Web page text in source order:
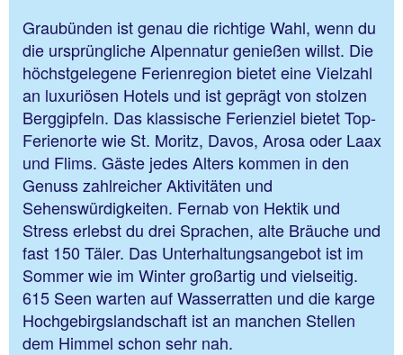
Graubünden ist genau die richtige Wahl, wenn du
die ursprüngliche Alpennatur genießen willst. Die
höchstgelegene Ferienregion bietet eine Vielzahl
an luxuriösen Hotels und ist geprägt von stolzen
Berggipfeln. Das klassische Ferienziel bietet Top-
Ferienorte wie St. Moritz, Davos, Arosa oder Laax
und Flims. Gäste jedes Alters kommen in den
Genuss zahlreicher Aktivitäten und
Sehenswürdigkeiten. Fernab von Hektik und
Stress erlebst du drei Sprachen, alte Bräuche und
fast 150 Täler. Das Unterhaltungsangebot ist im
Sommer wie im Winter großartig und vielseitig.
615 Seen warten auf Wasserratten und die karge
Hochgebirgslandschaft ist an manchen Stellen
dem Himmel schon sehr nah.